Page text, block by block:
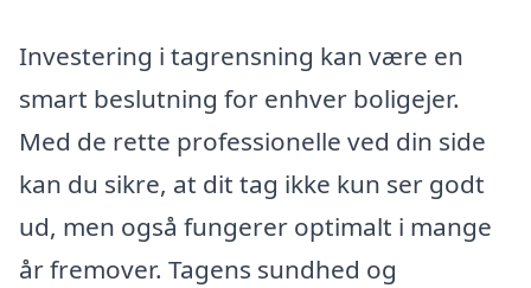
Investering i tagrensning kan være en
smart beslutning for enhver boligejer.
Med de rette professionelle ved din side
kan du sikre, at dit tag ikke kun ser godt
ud, men også fungerer optimalt i mange
år fremover. Tagens sundhed og